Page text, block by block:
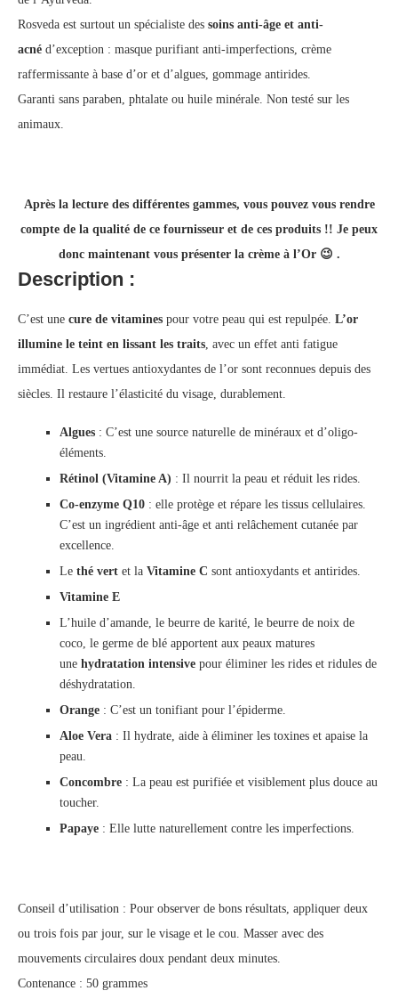
Rosveda est surtout un spécialiste des soins anti-âge et anti-
acné d’exception : masque purifiant anti-imperfections, crème
raffermissante à base d’or et d’algues, gommage antirides.
Garanti sans paraben, phtalate ou huile minérale. Non testé sur les
animaux.
Après la lecture des différentes gammes, vous pouvez vous rendre
compte de la qualité de ce fournisseur et de ces produits !! Je peux
donc maintenant vous présenter la crème à l’Or 😉 .
Description :
C’est une cure de vitamines pour votre peau qui est repulpée. L’or
illumine le teint en lissant les traits , avec un effet anti fatigue
immédiat. Les vertues antioxydantes de l’or sont reconnues depuis des
siècles. Il restaure l’élasticité du visage, durablement.
Algues : C’est une source naturelle de minéraux et d’oligo-
éléments.
Rétinol (Vitamine A) : Il nourrit la peau et réduit les rides.
Co-enzyme Q10 : elle protège et répare les tissus cellulaires.
C’est un ingrédient anti-âge et anti relâchement cutanée par
excellence.
Le thé vert et la Vitamine C sont antioxydants et antirides.
Vitamine E
L’huile d’amande, le beurre de karité, le beurre de noix de
coco, le germe de blé apportent aux peaux matures
une hydratation intensive pour éliminer les rides et ridules de
déshydratation.
Orange : C’est un tonifiant pour l’épiderme.
Aloe Vera : Il hydrate, aide à éliminer les toxines et apaise la
peau.
Concombre : La peau est purifiée et visiblement plus douce au
toucher.
Papaye : Elle lutte naturellement contre les imperfections.
Conseil d’utilisation : Pour observer de bons résultats, appliquer deux
ou trois fois par jour, sur le visage et le cou. Masser avec des
mouvements circulaires doux pendant deux minutes.
Contenance : 50 grammes